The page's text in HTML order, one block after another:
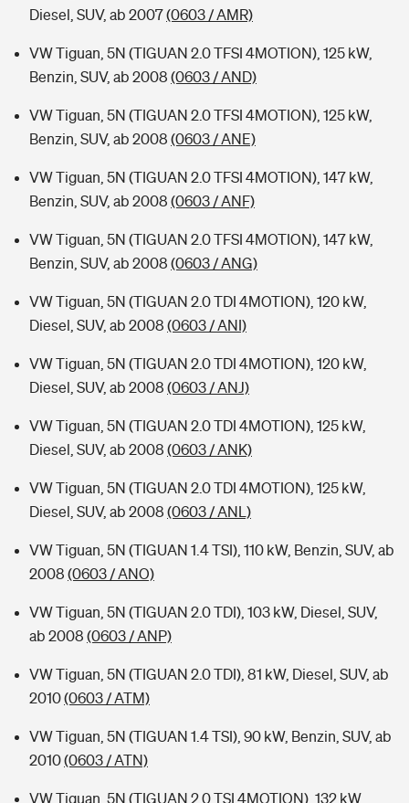
Diesel, SUV, ab 2007(0603 / AMR)
VW Tiguan, 5N (TIGUAN 2.0 TFSI 4MOTION), 125 kW,
Benzin, SUV, ab 2008 (0603 / AND)
VW Tiguan, 5N (TIGUAN 2.0 TFSI 4MOTION), 125 kW,
Benzin, SUV, ab 2008 (0603 / ANE)
VW Tiguan, 5N (TIGUAN 2.0 TFSI 4MOTION), 147 kW,
Benzin, SUV, ab 2008 (0603 / ANF)
VW Tiguan, 5N (TIGUAN 2.0 TFSI 4MOTION), 147 kW,
Benzin, SUV, ab 2008 (0603 / ANG)
VW Tiguan, 5N (TIGUAN 2.0 TDI 4MOTION), 120 kW,
Diesel, SUV, ab 2008 (0603 / ANI)
VW Tiguan, 5N (TIGUAN 2.0 TDI 4MOTION), 120 kW,
Diesel, SUV, ab 2008 (0603 / ANJ)
VW Tiguan, 5N (TIGUAN 2.0 TDI 4MOTION), 125 kW,
Diesel, SUV, ab 2008 (0603 / ANK)
VW Tiguan, 5N (TIGUAN 2.0 TDI 4MOTION), 125 kW,
Diesel, SUV, ab 2008 (0603 / ANL)
VW Tiguan, 5N (TIGUAN 1.4 TSI), 110 kW, Benzin, SUV, ab
2008 (0603 / ANO)
VW Tiguan, 5N (TIGUAN 2.0 TDI), 103 kW, Diesel, SUV,
ab 2008 (0603 / ANP)
VW Tiguan, 5N (TIGUAN 2.0 TDI), 81 kW, Diesel, SUV, ab
2010(0603 / ATM)
VW Tiguan, 5N (TIGUAN 1.4 TSI), 90 kW, Benzin, SUV, ab
2010(0603 / ATN)
VW Tiguan, 5N (TIGUAN 2.0 TSI 4MOTION), 132 kW,